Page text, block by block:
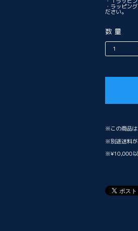
・ラッピン
ださい。
数量
※この商品は
※別途送料が
※¥10,000以